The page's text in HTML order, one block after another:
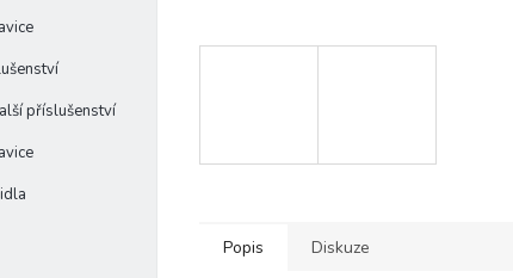
příslušenství
Popis Diskuze